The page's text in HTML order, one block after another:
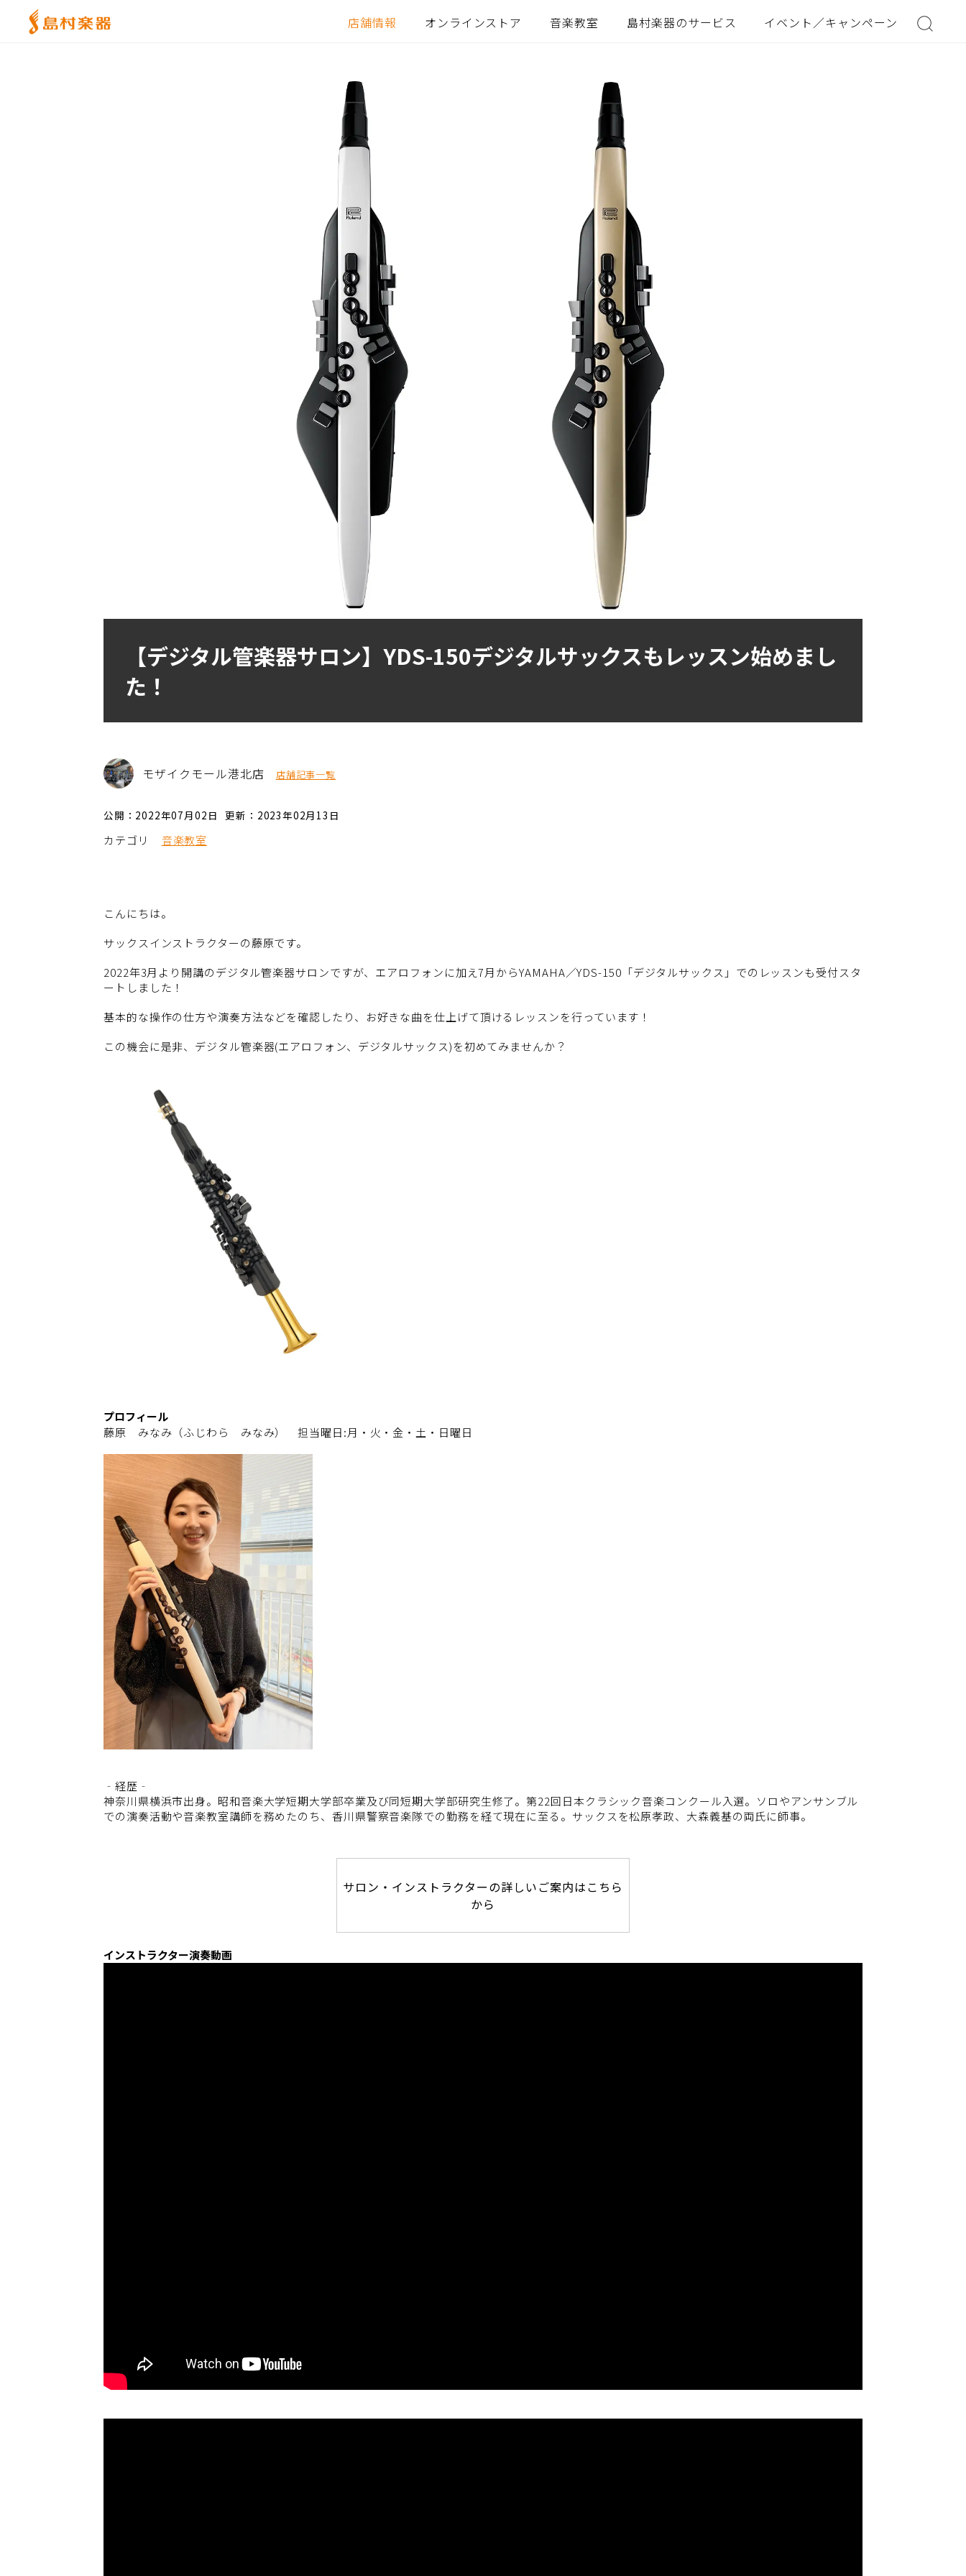
店舗情報 オンラインストア 音楽教室 島村楽器のサービス イベント／キャンペーン
【デジタル管楽器サロン】YDS-150デジタルサックスもレッスン始めまし
た！
モザイクモール港北店 店舗記事一覧
公開：2022年07月02日 更新：2023年02月13日
カテゴリ 音楽教室
こんにちは。
サックスインストラクターの藤原です。
2022年3月より開講のデジタル管楽器サロンですが、エアロフォンに加え7月からYAMAHA／YDS-150「デジタルサックス」でのレッスンも受付スタ
ートしました！
基本的な操作の仕方や演奏方法などを確認したり、お好きな曲を仕上げて頂けるレッスンを行っています！
この機会に是非、デジタル管楽器(エアロフォン、デジタルサックス)を初めてみませんか？
プロフィール
藤原 みなみ（ふじわら みなみ） 担当曜日:月・火・金・土・日曜日
‐経歴‐
神奈川県横浜市出身。昭和音楽大学短期大学部卒業及び同短期大学部研究生修了。第22回日本クラシック音楽コンクール入選。ソロやアンサンブル
での演奏活動や音楽教室講師を務めたのち、香川県警察音楽隊での勤務を経て現在に至る。サックスを松原孝政、大森義基の両氏に師事。
サロン・インストラクターの詳しいご案内はこちら
から
インストラクター演奏動画